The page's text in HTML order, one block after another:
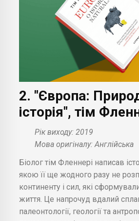
2. "Європа:
історія", тім
Рік виходу: 2019
Мова оригіналу: Англійська
Біолог тім Фленнері написав
якою її ще жодного разу не
континенту і сил, які
життя. Це напрочуд вдалий сплав
палеонтології, геології та